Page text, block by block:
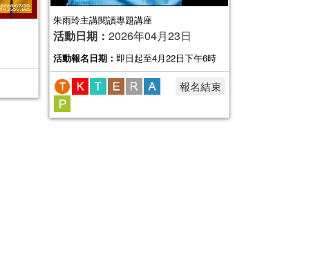
朱雨玲主講閱讀專題講座
活動日期： 2026年04月23日
活動報名日期： 即日起至4月22日下午6時
報名結束